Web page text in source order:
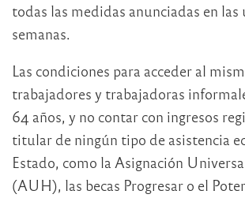
todas las medidas anunciadas en
semanas.
Las condiciones para acceder al
trabajadores y trabajadoras
64 años, y no contar con ingresos
titular de ningún tipo de asistencia
Estado, como la Asignación
(AUH), las becas Progresar o el